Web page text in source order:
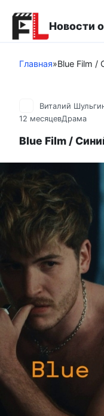
контенту
Новости
Главная»Blue Film /
Виталий
12 месяцевДрама
Blue Film /